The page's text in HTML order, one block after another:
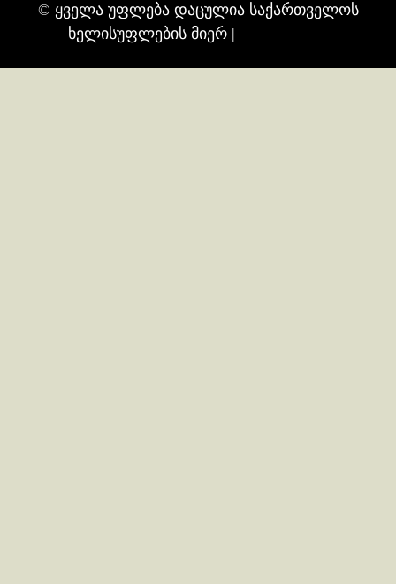
© ყველა უფლება დაცულია საქართველოს
ხელისუფლების მიერ |